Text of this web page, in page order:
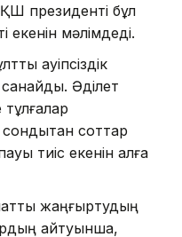
президенті бұл
мәлімдеді.
қауіпсіздік
Әділет
соттар
тиіс екенін алға
жаңғыртудың
айтуынша,